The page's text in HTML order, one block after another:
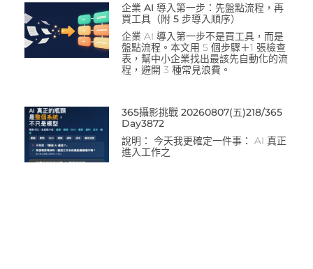
企業 AI 導入第一步：先盤點流程，再
買工具（附 5 步導入順序）
企業 AI 導入第一步不是買工具，而是
盤點流程。本文用 5 個步驟＋1 張檢查
表，幫中小企業找出最該先自動化的流
程，避開 3 種常見浪費。
365攝影挑戰 20260807(五)218/365
Day3872
說明： 今天我更確定一件事： AI 真正
進入工作之